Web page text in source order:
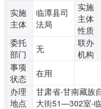
实施
主体
临潭县司
法局
实施
主体
性质
委托
部门
无
联办
机构
事项
状态
在用
办理
地点
甘肃省-甘南藏族
大街51—302室-临